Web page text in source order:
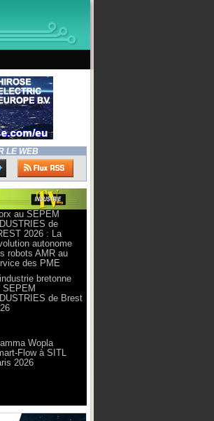
LE WEB
au SEPEM
de
2026 : La
autonome
robots AMR au
des PME
bretonne
SEPEM
de Brest
Wopla
Flow à SITL
2026